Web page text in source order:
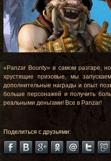
«Panzar Bounty» в самом разгаре,
хрустящие призовые, мы
дополнительные награды и опыт
больше персонажей и получить
реальными деньгами! Все в Panzar!
Поделиться с друзьями: